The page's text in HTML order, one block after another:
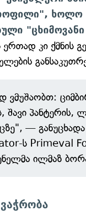
ხოლო
ერთად კი ქმნის
ვმუშაობთ:
პანტერის,
— განუცხადა
ს Primeval
ილმაზ